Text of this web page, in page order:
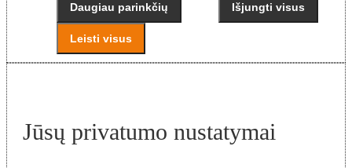
Daugiau parinkčių
Išjungti visus
Leisti visus
Jūsų privatumo nustatymai